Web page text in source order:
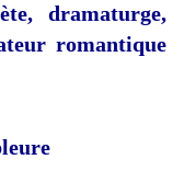
dramaturge,
romantique